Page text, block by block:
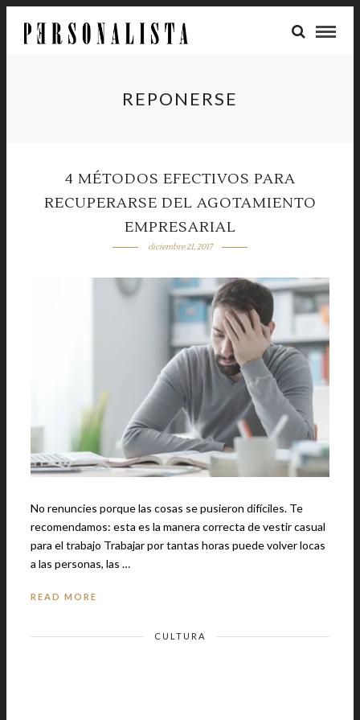
REPONERSE
4 MÉTODOS EFECTIVOS PARA
RECUPERARSE DEL AGOTAMIENTO
EMPRESARIAL
diciembre 21, 2017
No renuncies porque las cosas se pusieron difíciles. Te
recomendamos: esta es la manera correcta de vestir casual
para el trabajo Trabajar por tantas horas puede volver locas
a las personas, las …
READ MORE
CULTURA